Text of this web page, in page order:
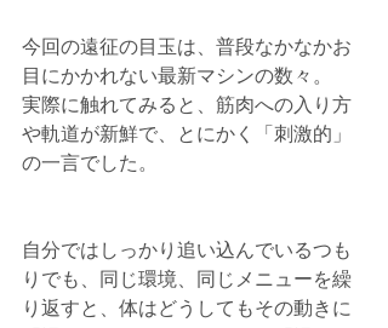
今回の遠征の目玉は、普段なかなかお
目にかかれない最新マシンの数々。
実際に触れてみると、筋肉への入り方
や軌道が新鮮で、とにかく「刺激的」
の一言でした。
自分ではしっかり追い込んでいるつも
りでも、同じ環境、同じメニューを繰
り返すと、体はどうしてもその動きに